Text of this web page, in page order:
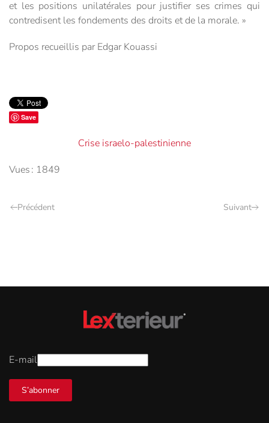
et les positions unilatérales pour justifier ses crimes qui
contredisent les fondements des droits et de la morale. »
Propos recueillis par Edgar Kouassi
Save
Crise israelo-palestinienne
Vues : 1849
Précédent Suivant
E-mail
S’abonner